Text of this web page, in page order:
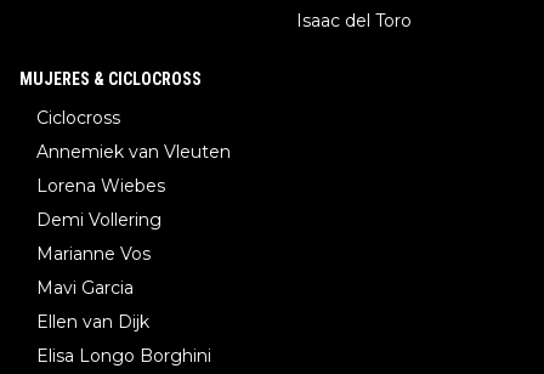
Isaac del Toro
MUJERES & CICLOCROSS
Ciclocross
Annemiek van Vleuten
Lorena Wiebes
Demi Vollering
Marianne Vos
Mavi Garcia
Ellen van Dijk
Elisa Longo Borghini